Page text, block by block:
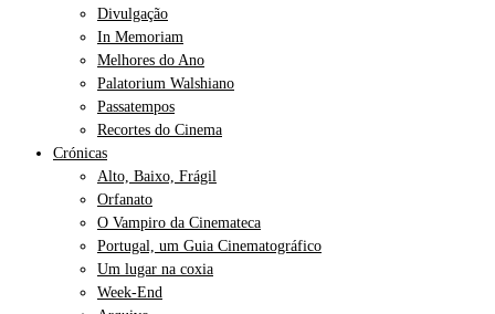
Divulgação
In Memoriam
Melhores do Ano
Palatorium Walshiano
Passatempos
Recortes do Cinema
Crónicas
Alto, Baixo, Frágil
Orfanato
O Vampiro da Cinemateca
Portugal, um Guia Cinematográfico
Um lugar na coxia
Week-End